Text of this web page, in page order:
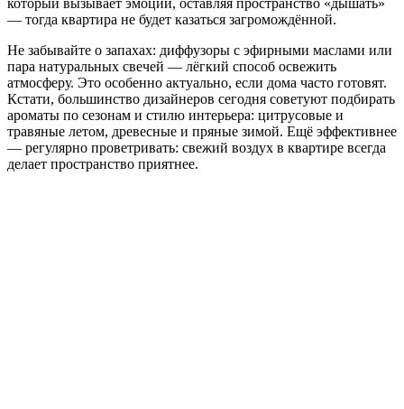
который вызывает эмоции, оставляя пространство «дышать»
— тогда квартира не будет казаться загромождённой.
Не забывайте о запахах: диффузоры с эфирными маслами или
пара натуральных свечей — лёгкий способ освежить
атмосферу. Это особенно актуально, если дома часто готовят.
Кстати, большинство дизайнеров сегодня советуют подбирать
ароматы по сезонам и стилю интерьера: цитрусовые и
травяные летом, древесные и пряные зимой. Ещё эффективнее
— регулярно проветривать: свежий воздух в квартире всегда
делает пространство приятнее.